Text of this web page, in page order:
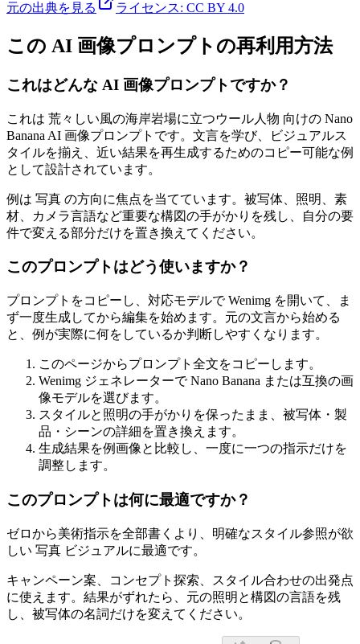
元の出典を見る ライセンス: CC BY 4.0
この AI 画像プロンプトの再利用方法
これはどんな AI 画像プロンプトですか？
これは 荒々しい風の海岸岩場に立つウール人物 向けの Nano
Banana AI 画像プロンプトです。文言を学び、ビジュアルス
タイルを揃え、近い結果を再生成するためのコピー可能な例
として設計されています。
例は 写真 の方向に焦点を当てています。被写体、照明、素
材、カメラ言語など重要な構図の手がかりを残し、自分の要
件で変える部分だけを置き換えてください。
このプロンプトはどう使いますか？
プロンプトをコピーし、対応モデルで Wenimg を開いて、ま
ず一度生成してから編集を始めます。元の文言から始める
と、例が実際に何をしているか判断しやすくなります。
このページからプロンプト全文をコピーします。
Wenimg ジェネレーターで Nano Banana または互換の画
像モデルを選びます。
スタイルと照明の手がかりを保ったまま、被写体・製
品・シーンの詳細を置き換えます。
生成結果を例画像と比較し、一度に一つの指示だけを
調整します。
このプロンプトは何に最適ですか？
ゼロから美術指示を全部書くより、明確なスタイル参照が欲
しい 写真 ビジュアルに最適です。
キャンペーン案、コンセプト探索、スタイル合わせの出発点
に使えます。結果がずれたら、元の照明と構図の言語を残
し、被写体の名詞だけを変えてください。